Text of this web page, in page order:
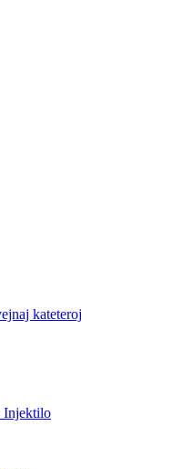
kateteroj
Injektilo